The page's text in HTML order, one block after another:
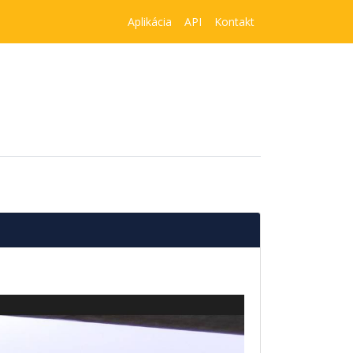
Aplikácia API Kontakt